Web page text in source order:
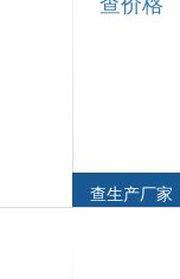
查生产厂家